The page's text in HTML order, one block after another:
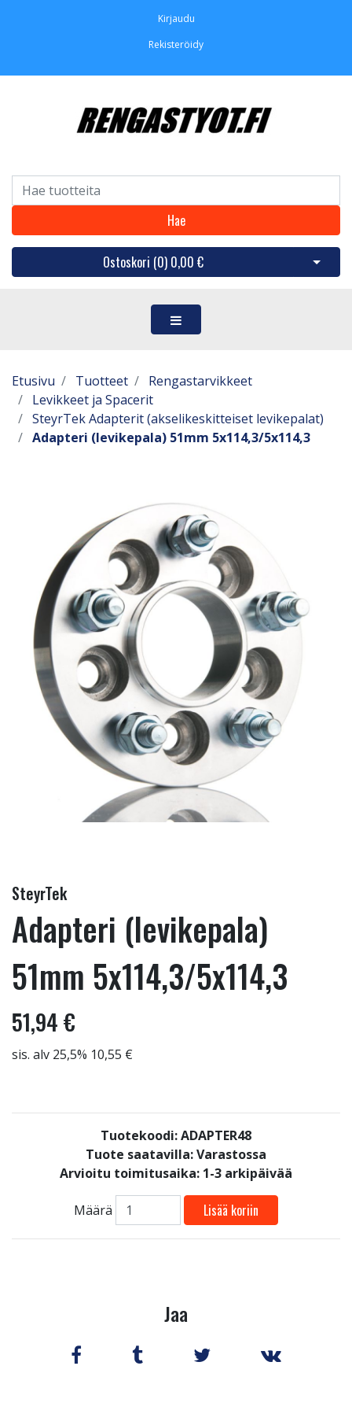
Kirjaudu
Rekisteröidy
Hae
Ostoskori (0) 0,00 € Avaa
Etusivu Tuotteet
Rengastarvikkeet
Levikkeet ja Spacerit
SteyrTek Adapterit (akselikeskitteiset levikepalat)
Adapteri (levikepala) 51mm 5x114,3/5x114,3
SteyrTek
Adapteri (levikepala)
51mm 5x114,3/5x114,3
51,94 €
sis. alv 25,5% 10,55 €
Tuotekoodi: ADAPTER48
Tuote saatavilla:Varastossa
Arvioitu toimitusaika: 1-3 arkipäivää
Määrä Lisää koriin
Jaa